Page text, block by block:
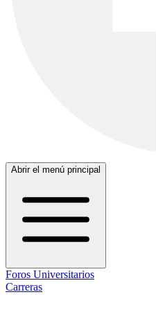
Abrir el menú principal
Foros Universitarios
Carreras